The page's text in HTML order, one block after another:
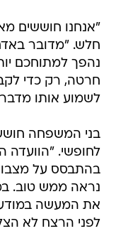
"אנחנו חוששים
חלש. "מדובר
נהפך למתוחכם
חרטה, רק כדי
לשמוע אותו
בני המשפחה
לחופשי. "הוועדה
בהתבסס על מצבו
נראה ממש טוב.
את המעשה
לפני הרצח לא